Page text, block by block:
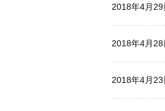
2018年4月29
2018年4月28
2018年4月23